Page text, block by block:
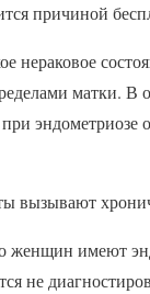
причиной
нераковое
матки. В
вызывают
имеют
не